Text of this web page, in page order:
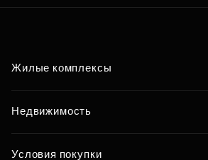
Жилые комплексы
Недвижимость
Условия покупки